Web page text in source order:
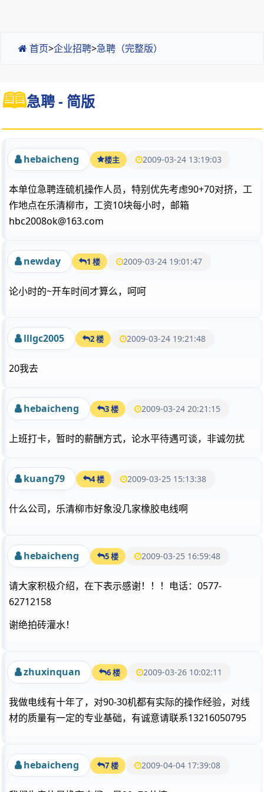
首页>企业招聘>急聘（完整版）
急聘 - 简版
hebaicheng 楼主 2009-03-24 13:19:03
本单位急聘连硫机操作人员，特别优先考虑90+70对挤，工
作地点在乐清柳市，工资10块每小时，邮箱
hbc2008ok@163.com
newday 1 楼 2009-03-24 19:01:47
论小时的~开车时间才算么，呵呵
lllgc2005 2 楼 2009-03-24 19:21:48
20我去
hebaicheng 3 楼 2009-03-24 20:21:15
上班打卡，暂时的薪酬方式，论水平待遇可谈，非诚勿扰
kuang79 4 楼 2009-03-25 15:13:38
什么公司，乐清柳市好象没几家橡胶电线啊
hebaicheng 5 楼 2009-03-25 16:59:48
请大家积极介绍，在下表示感谢！！！电话：0577-
62712158
谢绝拍砖灌水！
zhuxinquan 6 楼 2009-03-26 10:02:11
我做电线有十年了，对90-30机都有实际的操作经验，对线
材的质量有一定的专业基础，有诚意请联系13216050795
hebaicheng 7 楼 2009-04-04 17:39:08